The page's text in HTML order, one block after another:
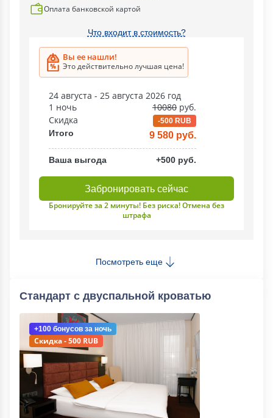
Оплата банковской картой
Что входит в стоимость?
Вы ее нашли!
Это действительно лучшая цена!
24 августа - 25 августа 2026 год
1 ночь
10080 руб.
Скидка
-500 RUB
Итого 9 580 руб.
Ваша выгода +500 руб.
Забронировать сейчас
Бронируйте за 2 минуты! Без риска! Отмена без
штрафа
Посмотреть еще
Стандарт с двуспальной кроватью
+100 бонусов за ночь
Скидка - 500 RUB